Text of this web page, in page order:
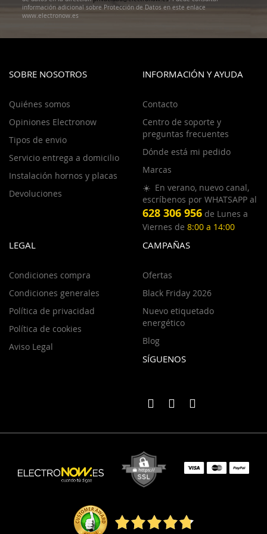
información adicional sobre Protección de Datos en este enlace
www.electronow.es
SOBRE NOSOTROS
Quiénes somos
Opiniones Electronow
Tipos de envio
Servicio entrega a domicilio
Instalación hornos y placas
Devoluciones
INFORMACIÓN Y AYUDA
Contacto
Centro de soporte y
preguntas frecuentes
Dónde está mi pedido
Marcas
☀️ En verano, nuevo canal,
escríbenos por WHATSAPP al
628 306 956 de Lunes a
Viernes de 8:00 a 14:00
LEGAL
Condiciones compra
Condiciones generales
Política de privacidad
Política de cookies
Aviso Legal
CAMPAÑAS
Ofertas
Black Friday 2026
Nuevo etiquetado
energético
Blog
SÍGUENOS